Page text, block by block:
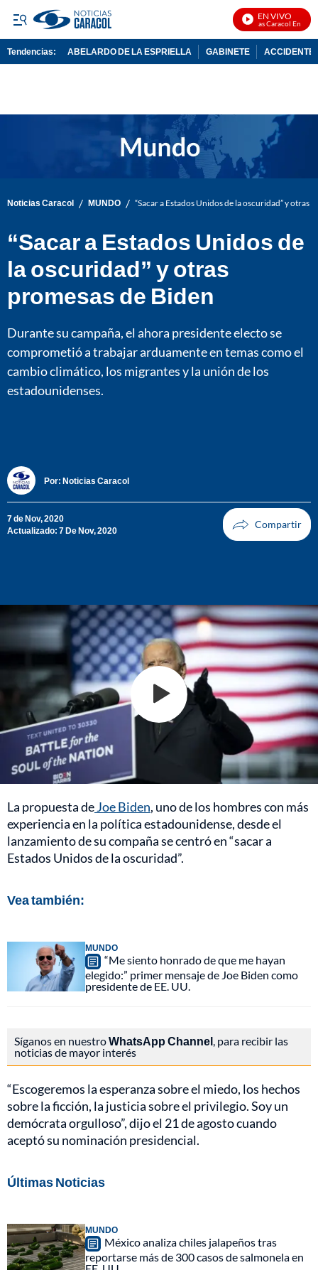
EN VIVO
Noticias Caracol En Vivo
Tendencias: ABELARDO DE LA ESPRIELLA GABINETE ACCIDENTE
Noticias Caracol / MUNDO / “Sacar a Estados Unidos de la oscuridad” y otras
“Sacar a Estados Unidos de
la oscuridad” y otras
promesas de Biden
Durante su campaña, el ahora presidente electo se
comprometió a trabajar arduamente en temas como el
cambio climático, los migrantes y la unión de los
estadounidenses.
Por: Noticias Caracol
7 de Nov, 2020
Actualizado: 7 De Nov, 2020
La propuesta deJoe Biden, uno de los hombres con más
experiencia en la política estadounidense, desde el
lanzamiento de su compaña se centró en “sacar a
Estados Unidos de la oscuridad”.
Vea también:
MUNDO
“Me siento honrado de que me hayan
elegido:” primer mensaje de Joe Biden como
presidente de EE. UU.
Síganos en nuestroWhatsApp Channel , para recibir las
noticias de mayor interés
“Escogeremos la esperanza sobre el miedo, los hechos
sobre la ficción, la justicia sobre el privilegio. Soy un
demócrata orgulloso”, dijo el 21 de agosto cuando
aceptó su nominación presidencial.
Últimas Noticias
MUNDO
México analiza chiles jalapeños tras
reportarse más de 300 casos de salmonela en